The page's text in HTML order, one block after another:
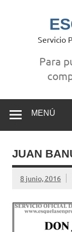
Servicio
Para
MENÚ
JUAN
8 junio, 2016